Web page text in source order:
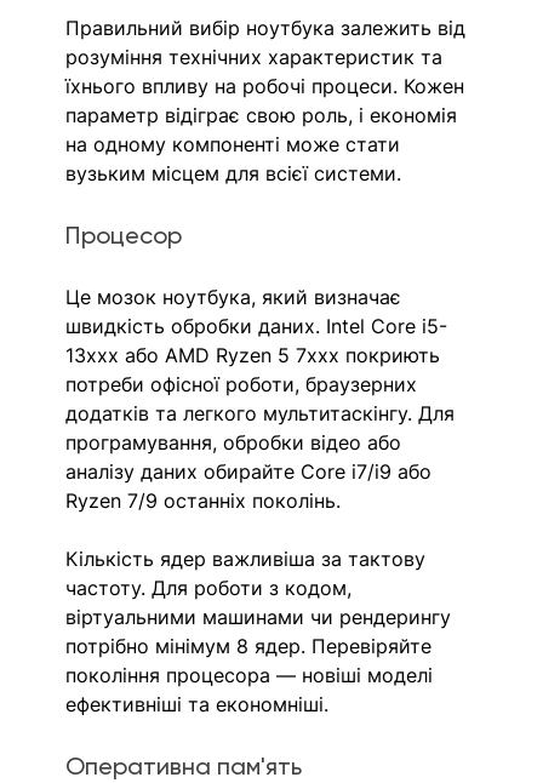
Правильний вибір ноутбука залежить від
розуміння технічних характеристик та
їхнього впливу на робочі процеси. Кожен
параметр відіграє свою роль, і економія
на одному компоненті може стати
вузьким місцем для всієї системи.
Процесор
Це мозок ноутбука, який визначає
швидкість обробки даних. Intel Core i5-
13xxx або AMD Ryzen 5 7xxx покриють
потреби офісної роботи, браузерних
додатків та легкого мультитаскінгу. Для
програмування, обробки відео або
аналізу даних обирайте Core i7/i9 або
Ryzen 7/9 останніх поколінь.
Кількість ядер важливіша за тактову
частоту. Для роботи з кодом,
віртуальними машинами чи рендерингу
потрібно мінімум 8 ядер. Перевіряйте
покоління процесора — новіші моделі
ефективніші та економніші.
Оперативна пам'ять